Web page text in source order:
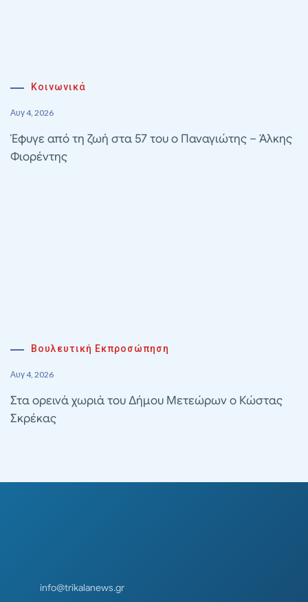
Κοινωνικά
Αυγ 4, 2026
Έφυγε από τη ζωή στα 57 του ο Παναγιώτης – Άλκης
Φιορέντης
Βουλευτική Εκπροσώπηση
Αυγ 4, 2026
Στα ορεινά χωριά του Δήμου Μετεώρων ο Κώστας
Σκρέκας
info@trikalanews.gr